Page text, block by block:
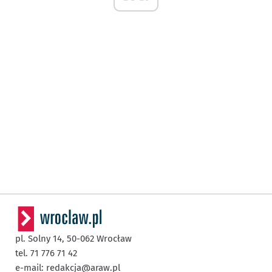
pl. Solny 14, 50-062 Wrocław
tel. 71 776 71 42
e-mail: redakcja@araw.pl